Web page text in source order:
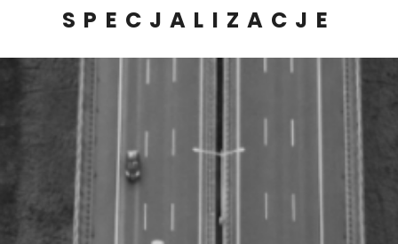
SPECJALIZACJE